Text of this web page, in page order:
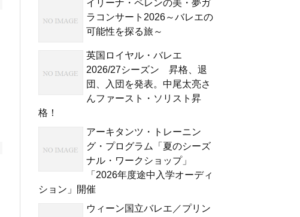
イリーナ・ペレンの美・夢ガ
ラコンサート2026～バレエの
可能性を探る旅～
英国ロイヤル・バレエ
2026/27シーズン 昇格、退
団、入団を発表。中尾太亮さ
んファースト・ソリスト昇
格！
アーキタンツ・トレーニン
グ・プログラム「夏のシーズ
ナル・ワークショップ」
「2026年度途中入学オーディ
ション」開催
ウィーン国立バレエ／プリン